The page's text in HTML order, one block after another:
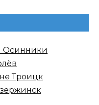
Осинники
Троицк